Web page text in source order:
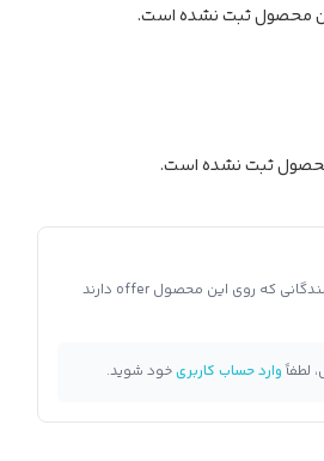
محصول ثبت نشده است.
ثبت نشده است.
سوال شما برای تمام فروشندگانی که روی این محصول offer دارند
لطفاًوارد حساب کاربریخود شوید.